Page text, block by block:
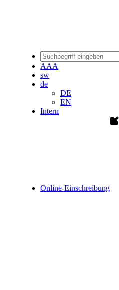
AAA
sw
de
DE
EN
Intern
Online-Einschreibung